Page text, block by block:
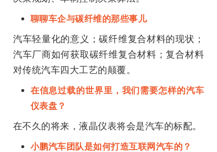
聊聊车企与碳纤维的那些事儿
汽车轻量化的意义；碳纤维复合材料的现状；
汽车厂商如何获取碳纤维复合材料；复合材料
对传统汽车四大工艺的颠覆。
在信息过载的世界里，我们需要怎样的汽车
仪表盘？
在不久的将来，液晶仪表将会是汽车的标配。
小鹏汽车团队是如何打造互联网汽车的？